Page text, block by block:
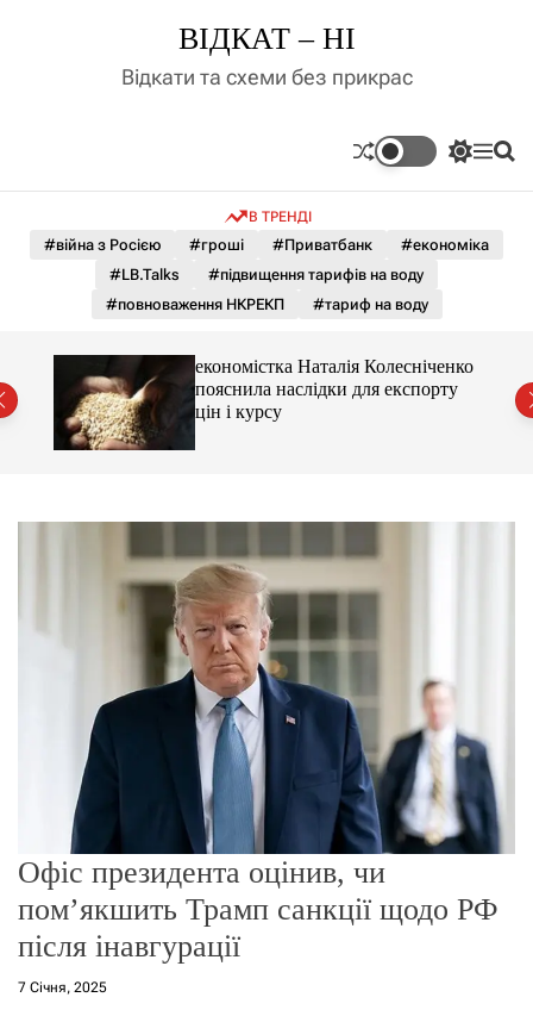
д
у
ВІДКАТ – НІ
Відкати та схеми без прикрас
П
м
к
а
о
л
ь
г
М П
В ТРЕНДІ
#війна з Росією #гроші #Приватбанк
#економіка
#LB.Talks
#підвищення тарифів на воду
#повноваження НКРЕКП
#тариф на воду
економістка Наталія Колесніченко
пояснила наслідки для експорту
цін і курсу
Офіс президента оцінив, чи
пом’якшить Трамп санкції щодо РФ
після інавгурації
7 Січня, 2025